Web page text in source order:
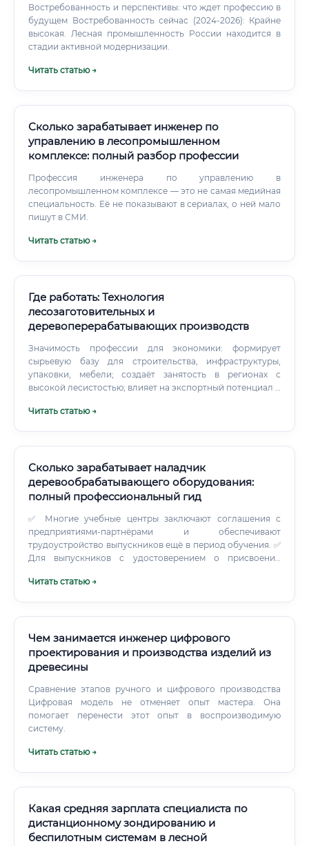
Востребованность и перспективы: что ждет профессию в
будущем Востребованность сейчас (2024-2026): Крайне
высокая. Лесная промышленность России находится в
стадии активной модернизации.
Читать статью →
Сколько зарабатывает инженер по
управлению в лесопромышленном
комплексе: полный разбор профессии
Профессия инженера по управлению в
лесопромышленном комплексе — это не самая медийная
специальность. Её не показывают в сериалах, о ней мало
пишут в СМИ.
Читать статью →
Где работать: Технология
лесозаготовительных и
деревоперерабатывающих производств
Значимость профессии для экономики: формирует
сырьевую базу для строительства, инфраструктуры,
упаковки, мебели; создаёт занятость в регионах с
высокой лесистостью; влияет на экспортный потенциал и
через устойчивое лесопользование и углеродные
качеству, начальник лесопункта и др.) функционал
включает: производственно-технологическое
планирование: карты рубок, раскрой, нормы выработки,
выбор оборудования; операционное управление:
организация вальки и трелёвки, работа харвестеров и
форвардеров, линия распила и сушки; контроль
качества: сортировка по ГОСТ/ТУ, влажность, дефекты,
входной и выходной контроль; охрана труда и
допуски, расследование инцидентов; экологические и
оптимизация складов и цепей поставок; техническое
обслуживание: регламенты ТО, взаимодействие с
сервисом (Ponsse, John Deere, Komatsu Forest и пр.);
цифровизация: внедрение MES/SCADA, телеметрии,
систем планирования, аналитики выработки и брака. Где
можно трудоустроиться: предприятия и форматы
занятости Лесозаготовительные компании (арендаторы
лесфонда, подрядчики).
Читать статью →
Сколько зарабатывает наладчик
деревообрабатывающего оборудования:
полный профессиональный гид
✅ Многие учебные центры заключают соглашения с
предприятиями-партнёрами и обеспечивают
трудоустройство выпускников ещё в период обучения. ✅
Для выпускников с удостоверением о присвоении
трудоустройства (в течение 1–4 недель) — очень высокая.
Читать статью →
Чем занимается инженер цифрового
проектирования и производства изделий из
древесины
Сравнение этапов ручного и цифрового производства
Цифровая модель не отменяет опыт мастера. Она
помогает перенести этот опыт в воспроизводимую
систему.
Читать статью →
Какая средняя зарплата специалиста по
дистанционному зондированию и
беспилотным системам в лесной